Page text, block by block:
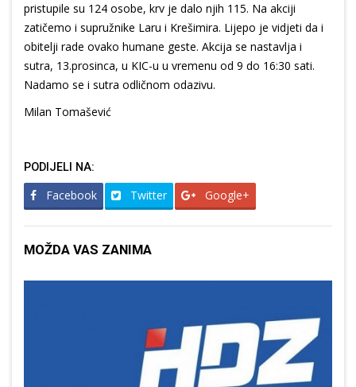
pristupile su 124 osobe, krv je dalo njih 115. Na akciji
zatičemo i supružnike Laru i Krešimira. Lijepo je vidjeti da i
obitelji rade ovako humane geste. Akcija se nastavlja i
sutra, 13.prosinca, u KIC-u u vremenu od 9 do 16:30 sati.
Nadamo se i sutra odličnom odazivu.
Milan Tomašević
PODIJELI NA:
Facebook Twitter Google+
MOŽDA VAS ZANIMA